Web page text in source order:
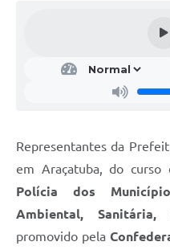
Representantes da
em Araçatuba, do curso
Polícia dos
Ambiental, Sanitária,
promovido pela